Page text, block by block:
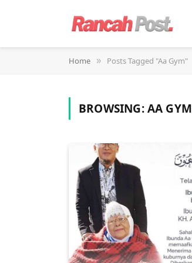
Home » Posts Tagged "Aa Gym"
BROWSING:AA GYM